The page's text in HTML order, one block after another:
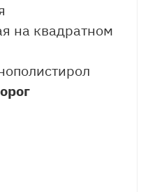
на квадратном